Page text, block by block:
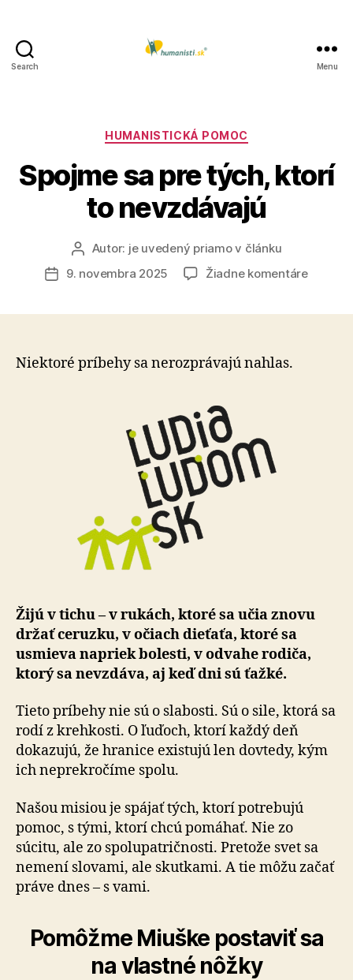
Search Menu
Kategórie
HUMANISTICKÁ POMOC
Spojme sa pre tých, ktorí
to nevzdávajú
AutorAutor: je uvedený priamo v článku
Dátum
9. novembra 2025 Žiadne komentárena
Niektoré príbehy sa nerozprávajú nahlas.
Žijú v tichu – v rukách, ktoré sa učia znovu
držať ce­ruz­ku, v očiach dieťaťa, ktoré sa
usmieva napriek bo­les­ti, v odvahe rodiča,
ktorý sa nevzdáva, aj keď dni sú ťažké.
Tieto príbehy nie sú o slabosti. Sú o sile, ktorá sa
rodí z krehkosti. O ľuďoch, ktorí každý deň
dokazujú, že hranice existujú len dovtedy, kým
ich neprekročíme spolu.
Našou misiou je spájať tých, ktorí potrebujú
pomoc, s tý­mi, ktorí chcú pomáhať. Nie zo
súcitu, ale zo spo­lu­pat­rič­nos­ti. Pretože svet sa
nemení slovami, ale skutkami. A tie môžu začať
práve dnes – s vami.
Pomôžme Miuške postaviť sa
na vlastné nôžky